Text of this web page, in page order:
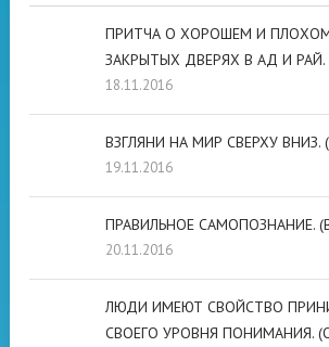
ПРИТЧА О ХОРОШЕМ И
ЗАКРЫТЫХ ДВЕРЯХ В АД И РАЙ.
18.11.2016
ВЗГЛЯНИ НА МИР СВЕРХУ ВНИЗ.
19.11.2016
ПРАВИЛЬНОЕ САМОПОЗНАНИЕ.
20.11.2016
ЛЮДИ ИМЕЮТ СВОЙСТВО
СВОЕГО УРОВНЯ ПОНИМАНИЯ.